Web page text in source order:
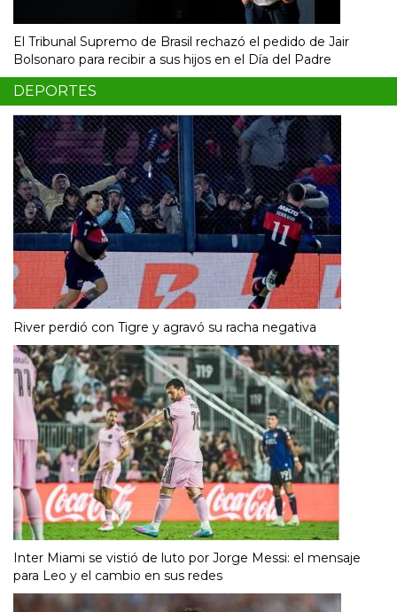
El Tribunal Supremo de Brasil rechazó el pedido de Jair
Bolsonaro para recibir a sus hijos en el Día del Padre
DEPORTES
River perdió con Tigre y agravó su racha negativa
Inter Miami se vistió de luto por Jorge Messi: el mensaje
para Leo y el cambio en sus redes